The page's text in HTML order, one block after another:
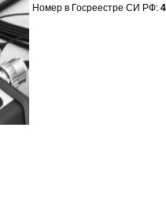
Номер в Госреестре СИ РФ: